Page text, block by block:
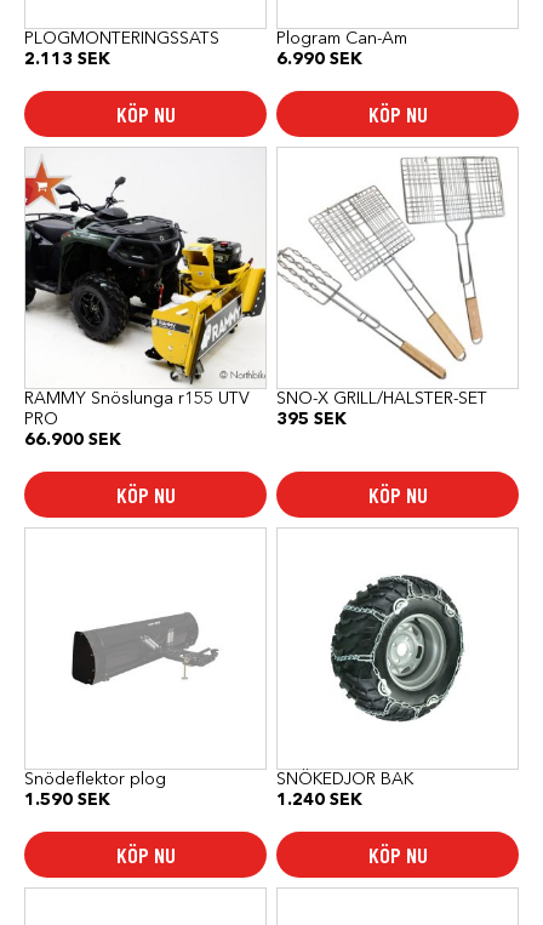
PLOGMONTERINGSSATS
2.113 SEK
KÖP NU
Plogram Can-Am
6.990 SEK
KÖP NU
RAMMY Snöslunga r155 UTV
PRO
66.900 SEK
KÖP NU
SNO-X GRILL/HALSTER-SET
395 SEK
KÖP NU
Snödeflektor plog
1.590 SEK
KÖP NU
SNÖKEDJOR BAK
1.240 SEK
KÖP NU